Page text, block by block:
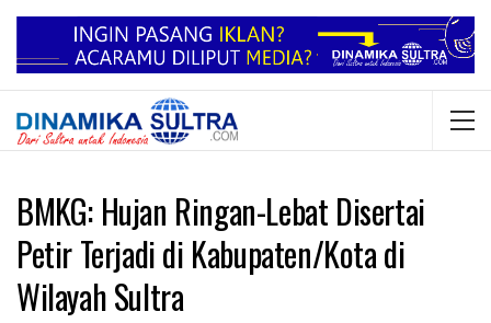
BMKG: Hujan Ringan-Lebat Disertai
Petir Terjadi di Kabupaten/Kota di
Wilayah Sultra